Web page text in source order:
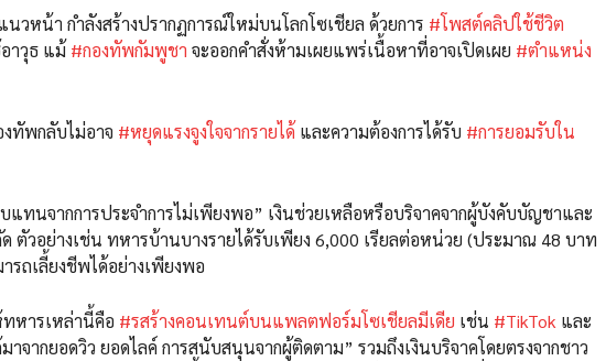
นวหน้า กำลังสร้างปรากฏการณ์ใหม่บนโลกโซเชียล ด้วยการ #โพสต์คลิปใช้ชีวิต
าวุธ แม้ #กองทัพกัมพูชา จะออกคำสั่งห้ามเผยแพร่เนื้อหาที่อาจเปิดเผย #ตำแหน่ง
ทัพกลับไม่อาจ #หยุดแรงจูงใจจากรายได้ และความต้องการได้รับ #การยอมรับใน
ทนจากการประจำการไม่เพียงพอ” เงินช่วยเหลือหรือบริจาคจากผู้บังคับบัญชาและ
ตัวอย่างเช่น ทหารบ้านบางรายได้รับเพียง 6,000 เรียลต่อหน่วย (ประมาณ 48 บาท
รถเลี้ยงชีพได้อย่างเพียงพอ
ทหารเหล่านี้คือ #รสร้างคอนเทนต์บนแพลตฟอร์มโซเชียลมีเดีย เช่น #TikTok และ
าจากยอดวิว ยอดไลค์ การสนับสนุนจากผู้ติดตาม” รวมถึงเงินบริจาคโดยตรงจากชาว